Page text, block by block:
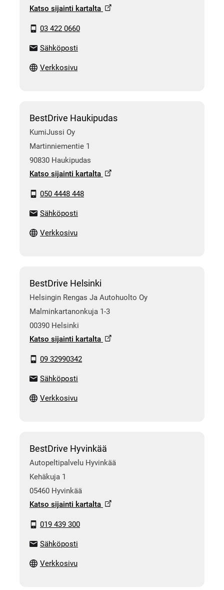
Katso sijainti kartalta
03 422 0660
Sähköposti
Verkkosivu
BestDrive Haukipudas
KumiJussi Oy
Martinniementie 1
90830 Haukipudas
Katso sijainti kartalta
050 4448 448
Sähköposti
Verkkosivu
BestDrive Helsinki
Helsingin Rengas Ja Autohuolto Oy
Malminkartanonkuja 1-3
00390 Helsinki
Katso sijainti kartalta
09 32990342
Sähköposti
Verkkosivu
BestDrive Hyvinkää
Autopeltipalvelu Hyvinkää
Kehäkuja 1
05460 Hyvinkää
Katso sijainti kartalta
019 439 300
Sähköposti
Verkkosivu